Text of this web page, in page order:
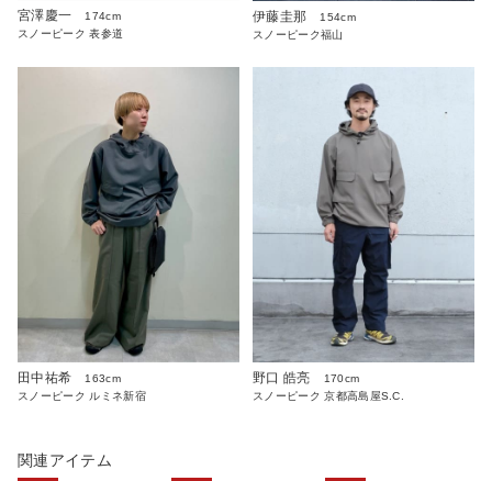
宮澤慶一
174cm
スノーピーク 表参道
伊藤圭那
154cm
スノーピーク福山
田中祐希
163cm
スノーピーク ルミネ新宿
野口 皓亮
170cm
スノーピーク 京都高島屋S.C.
関連アイテム